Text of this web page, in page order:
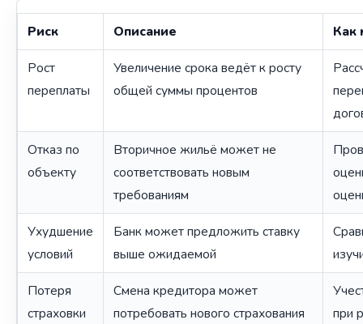
Риск Описание Как
Рост
переплаты
Увеличение срока ведёт к росту
общей суммы процентов
Отказ по
объекту
Вторичное жильё может не
соответствовать новым
требованиям
Ухудшение
условий
Банк может предложить ставку
выше ожидаемой
Потеря
страховки
Смена кредитора может
потребовать нового страхования
при